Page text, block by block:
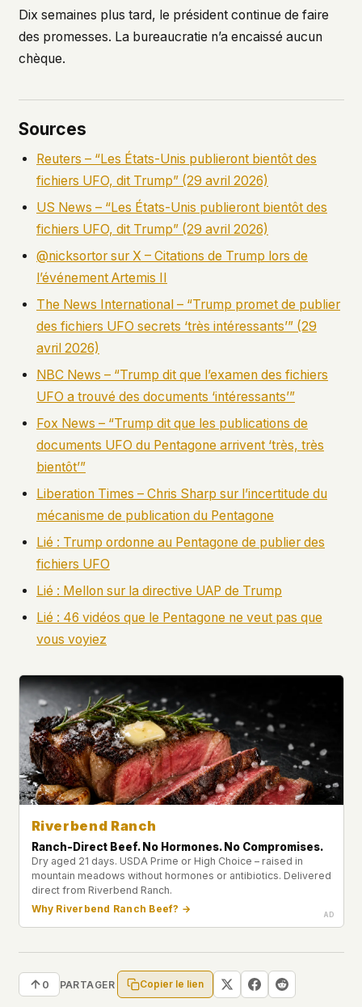
Dix semaines plus tard, le président continue de faire
des promesses. La bureaucratie n’a encaissé aucun
chèque.
Sources
Reuters – “Les États-Unis publieront bientôt des
fichiers UFO, dit Trump” (29 avril 2026)
US News – “Les États-Unis publieront bientôt des
fichiers UFO, dit Trump” (29 avril 2026)
@nicksortor sur X – Citations de Trump lors de
l’événement Artemis II
The News International – “Trump promet de publier
des fichiers UFO secrets ‘très intéressants’” (29
avril 2026)
NBC News – “Trump dit que l’examen des fichiers
UFO a trouvé des documents ‘intéressants’”
Fox News – “Trump dit que les publications de
documents UFO du Pentagone arrivent ‘très, très
bientôt’”
Liberation Times – Chris Sharp sur l’incertitude du
mécanisme de publication du Pentagone
Lié : Trump ordonne au Pentagone de publier des
fichiers UFO
Lié : Mellon sur la directive UAP de Trump
Lié : 46 vidéos que le Pentagone ne veut pas que
vous voyiez
Riverbend Ranch
Ranch-Direct Beef. No Hormones. No Compromises.
Dry aged 21 days. USDA Prime or High Choice – raised in
mountain meadows without hormones or antibiotics. Delivered
direct from Riverbend Ranch.
Why Riverbend Ranch Beef? →
0 PARTAGER Copier le lien